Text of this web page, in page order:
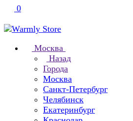
0
Москва
Назад
Города
Москва
Санкт-Петербург
Челябинск
Екатеринбург